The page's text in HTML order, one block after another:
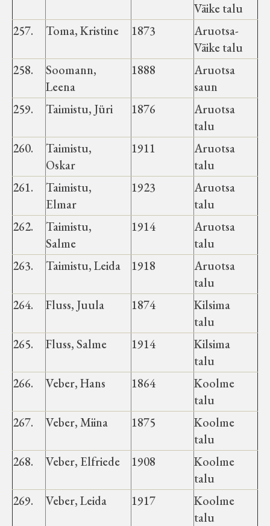
Väike talu
257.
Toma, Kristine 1873
Aruotsa-
Väike talu
258.
Soomann,
Leena
1888
Aruotsa
saun
259.
Taimistu, Jüri 1876
Aruotsa
talu
260.
Taimistu,
Oskar
1911
Aruotsa
talu
261.
Taimistu,
Elmar
1923
Aruotsa
talu
262.
Taimistu,
Salme
1914
Aruotsa
talu
263.
Taimistu, Leida 1918
Aruotsa
talu
264.
Fluss, Juula 1874
Kilsima
talu
265.
Fluss, Salme 1914
Kilsima
talu
266.
Veber, Hans 1864
Koolme
talu
267.
Veber, Miina 1875
Koolme
talu
268.
Veber, Elfriede 1908
Koolme
talu
269.
Veber, Leida 1917
Koolme
talu